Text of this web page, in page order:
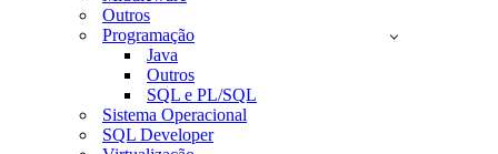
Outros
Programação
Java
Outros
SQL e PL/SQL
Sistema Operacional
SQL Developer